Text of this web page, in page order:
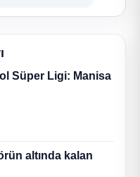
Süper Ligi: Manisa
altında kalan